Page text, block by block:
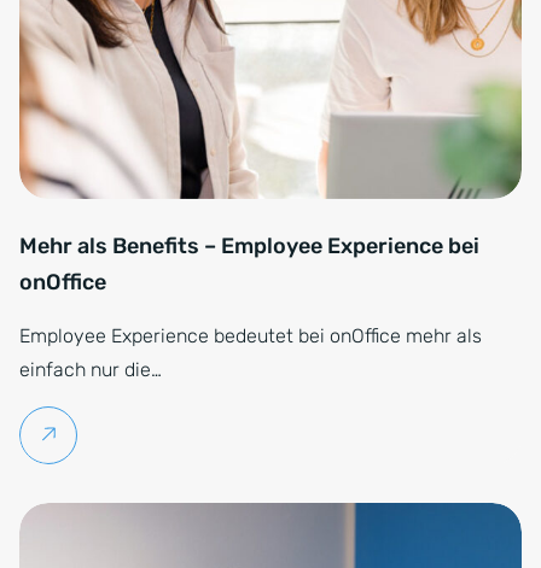
Mehr als Benefits – Employee Experience bei
onOffice
Employee Experience bedeutet bei onOffice mehr als
einfach nur die…
Weiterlesen